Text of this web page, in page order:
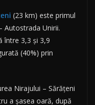
(23 km) este primul
Autostrada Unirii.
între 3,3 și 3,9
(40%) prin
Nirajului – Sărățeni
a șasea oară, după